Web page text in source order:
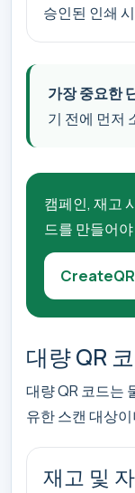
승인된 인쇄
가장 중요한
기 전에 먼저
캠페인, 재고
드를 만들어
CreateQR
대량 QR
대량 QR 코드는
유한 스캔 대상
재고 및